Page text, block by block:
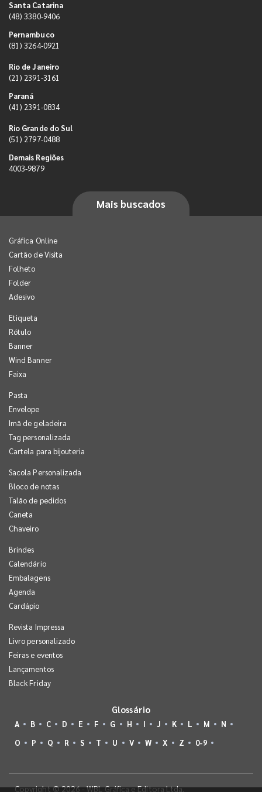
Santa Catarina
(48) 3380-9406
Pernambuco
(81) 3264-0921
Rio de Janeiro
(21) 2391-3161
Paraná
(41) 2391-0834
Rio Grande do Sul
(51) 2797-0488
Demais Regiões
4003-9879
Mais buscados
Gráfica Online
Cartão de Visita
Folheto
Folder
Adesivo
Etiqueta
Rótulo
Banner
Wind Banner
Faixa
Pasta
Envelope
Imã de geladeira
Tag personalizada
Cartela para bijouteria
Sacola Personalizada
Bloco de notas
Talão de pedidos
Caneta
Chaveiro
Brindes
Calendário
Embalagens
Agenda
Cardápio
Revista Impressa
Livro personalizado
Feiras e eventos
Lançamentos
Black Friday
Glossário
A B C D E F G H I J K L M
N
O
P Q R S T U V W X Z 0-9
Copyright © 2026 - WBL Gráfica e Editora Ltda.